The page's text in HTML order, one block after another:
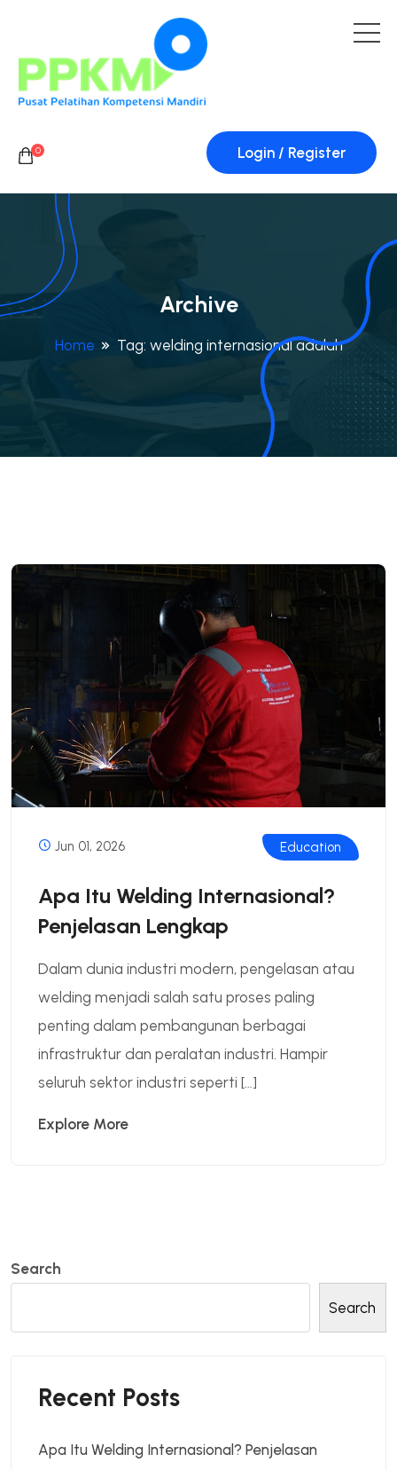
0 Login / Register
Archive
Home Tag: welding internasional adalah
Jun 01, 2026 Education
Apa Itu Welding Internasional?
Penjelasan Lengkap
Dalam dunia industri modern, pengelasan atau
welding menjadi salah satu proses paling
penting dalam pembangunan berbagai
infrastruktur dan peralatan industri. Hampir
seluruh sektor industri seperti […]
Explore More
Search
Search
Recent Posts
Apa Itu Welding Internasional? Penjelasan